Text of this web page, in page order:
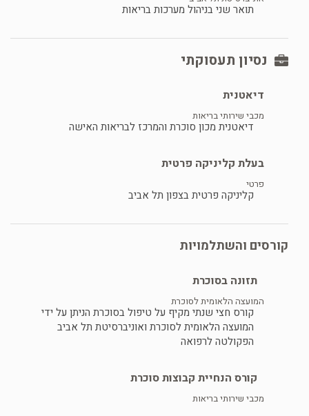
תואר שני בניהול מערכות בריאות
נסיון תעסוקתי
דיאטנית
מכבי שירותי בריאות
דיאטנית מכון סוכרת והמרכז לבריאות האישה
בעלת קליניקה פרטית
פרטי
קליניקה פרטית בצפון תל אביב
קורסים והשתלמויות
תזונה בסוכרת
המועצה הלאומית לסוכרת
קורס חצי שנתי מקיף על טיפול בסוכרת הניתן על ידי
המועצה הלאומית לסוכרת ואוניברסיטת תל אביב
הפקולטה לרפואה
קורס הנחיית קבוצות סוכרת
מכבי שירותי בריאות